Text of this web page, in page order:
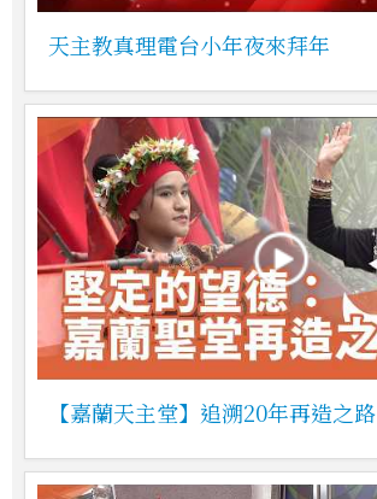
天主教真理電台小年夜來拜年
【嘉蘭天主堂】追溯20年再造之路